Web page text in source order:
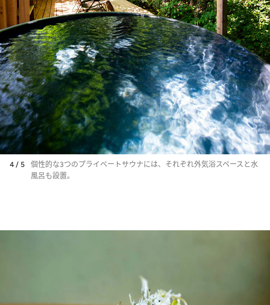
4 / 5
個性的な3つのプライベートサウナには、それぞれ外気浴スペースと水
風呂も設置。